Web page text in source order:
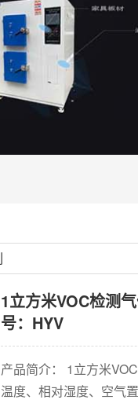
1立方米VOC检测
号：HYV
产品简介： 1立方米
温度、相对湿度、空气